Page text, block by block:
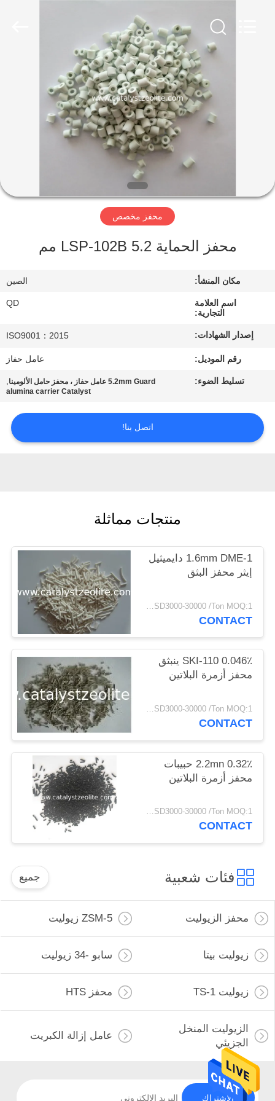
جولة
المعمل
رقابة
اتصل
حالات
PRIVACY
POLICY
محفز مخصص
محفز الحماية LSP-102B 5.2 مم
مكان المنشأ: الصين
اسم العلامة
التجارية:
QD
إصدار الشهادات: ISO9001：2015
رقم الموديل: عامل حفاز
تسليط الضوء: 5.2mm Guard عامل حفاز ، محفز حامل الألومينا ,
alumina carrier Catalyst
اتصل بنا!
منتجات مماثلة
1.6mm DME-1 دايميثيل
إيثر محفز البثق
USD3000-30000 /Ton MOQ:1 كغم
CONTACT
SKI-110 0.046٪ ينبثق
محفز أزمرة البلاتين
USD3000-30000 /Ton MOQ:1 كغم
CONTACT
2.2mn 0.32٪ حبيبات
محفز أزمرة البلاتين
USD3000-30000 /Ton MOQ:1 كغم
CONTACT
فئات شعبية جميع
محفز الزيوليت ZSM-5 زيوليت
زيوليت بيتا سابو -34 زيوليت
زيوليت TS-1 محفز HTS
الزيوليت المنخل
الجزيئي
عامل إزالة الكبريت
الاشتراك